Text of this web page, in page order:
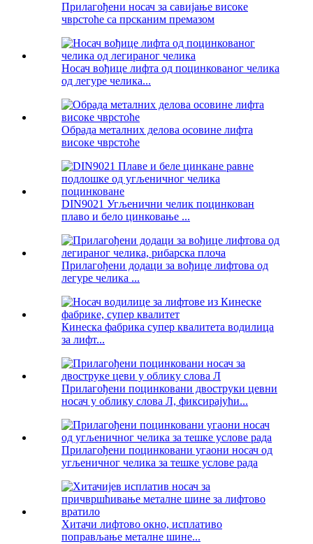
Прилагођени носач за савијање високе
чврстоће са прсканим премазом
Носач вођице лифта од поцинкованог челика
од легуре челика...
Обрада металних делова осовине лифта
високе чврстоће
DIN9021 Угљенични челик поцинкован
плаво и бело цинковање ...
Прилагођени додаци за вођице лифтова од
легуре челика ...
Кинеска фабрика супер квалитета водилица
за лифт...
Прилагођени поцинковани двоструки цевни
носач у облику слова Л, фиксирајући...
Прилагођени поцинковани угаони носач од
угљеничног челика за тешке услове рада
Хитачи лифтово окно, исплативо
поправљање металне шине...